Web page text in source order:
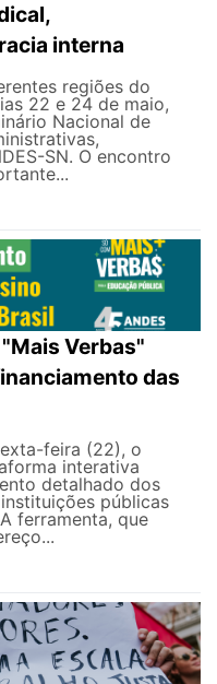
interna
regiões do
22 e 24 de maio,
Nacional de
SN. O encontro
Verbas"
das
feira (22), o
interativa
detalhado dos
públicas
ferramenta, que